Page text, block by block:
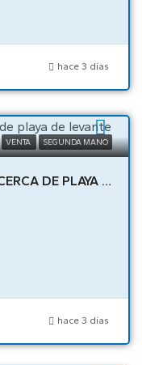
hace 3 días
VENTA SEGUNDA MANO
¡ENCANTADOR APARTAMENTO CERCA DE PLAYA DE LEVANTE CON PISCINA! – 05218
hace 3 días